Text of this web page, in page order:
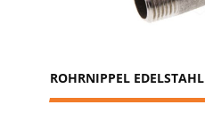
ROHRNIPPEL EDELSTAHL